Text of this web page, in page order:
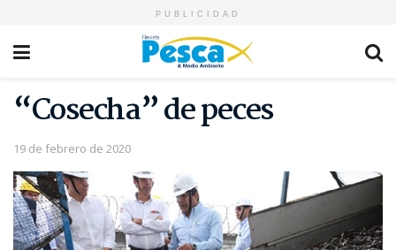
PUBLICIDAD
“Cosecha” de peces
19 de febrero de 2020